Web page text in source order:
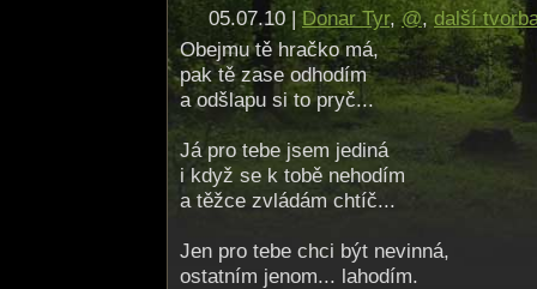
05.07.10 |Donar Tyr,@,další
Obejmu tě hračko má,
pak tě zase odhodím
a odšlapu si to pryč...
Já pro tebe jsem jediná
i když se k tobě nehodím
a těžce zvládám chtíč...
Jen pro tebe chci být nevinná,
ostatním jenom... lahodím.